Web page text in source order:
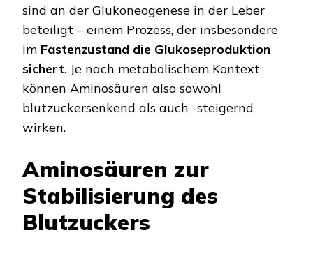
sind an der Glukoneogenese in der Leber
beteiligt – einem Prozess, der insbesondere
im Fastenzustand die Glukoseproduktion
sichert. Je nach metabolischem Kontext
können Aminosäuren also sowohl
blutzuckersenkend als auch -steigernd
wirken.
Aminosäuren zur
Stabilisierung des
Blutzuckers